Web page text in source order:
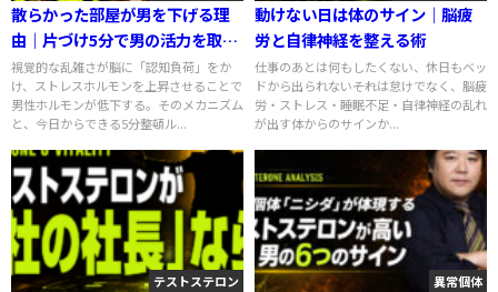
散らかった部屋が男を下げる理
由｜片づけ5分で男の活力を取り
戻す習慣
視覚的な乱雑さが脳に「認知負荷」をか
け、ストレスホルモンを上昇させることで
男性ホルモンが低下する。そのメカニズム
と、今日からできる5分整頓ル...
動けない日は体のサイン｜脳疲
労と自律神経を整える術
仕事のあとは何もしたくない、休日もベッ
ドから出られない――それは怠けでなく、脳疲
労・ストレス・睡眠不足・自律神経の乱れ
が出す体からのサインか...
テストステロン 異常個体